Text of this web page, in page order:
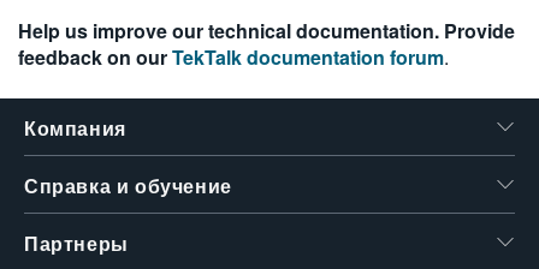
Help us improve our technical documentation. Provide
feedback on ourTekTalk documentation forum.
Компания
Справка и обучение
Партнеры